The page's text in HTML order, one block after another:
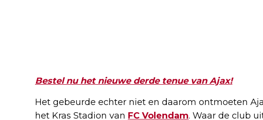
Bestel nu het nieuwe derde tenue van Ajax!
Het gebeurde echter niet en daarom ontmoeten
het Kras Stadion van FC Volendam. Waar de club